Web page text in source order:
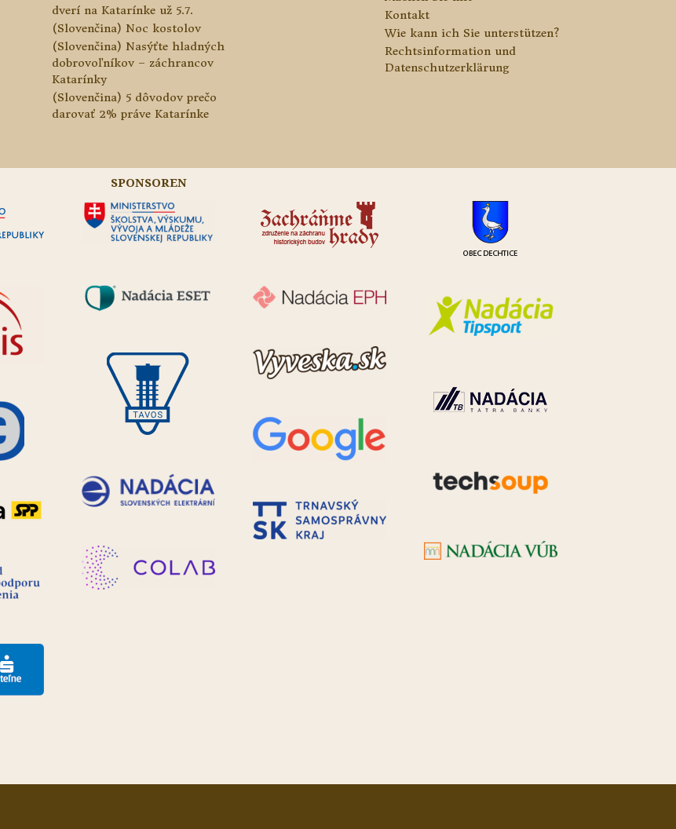
dverí na Katarínke už 5.7.
(Slovenčina) Noc kostolov
(Slovenčina) Nasýťte hladných
dobrovoľníkov – záchrancov
Katarínky
(Slovenčina) 5 dôvodov prečo
darovať 2% práve Katarínke
Kontakt
Wie kann ich Sie unterstützen?
Rechtsinformation und
Datenschutzerklärung
SPONSOREN